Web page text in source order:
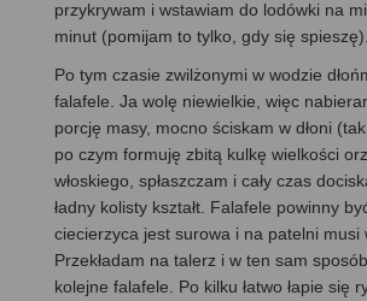
przykrywam i wstawiam do lodówki na
minut (pomijam to tylko, gdy się spieszę).
Po tym czasie zwilżonymi w wodzie
falafele. Ja wolę niewielkie, więc
porcję masy, mocno ściskam w dłoni
po czym formuję zbitą kulkę wielkości
włoskiego, spłaszczam i cały czas
ładny kolisty kształt. Falafele powinny
ciecierzyca jest surowa i na patelni musi
Przekładam na talerz i w ten sam
kolejne falafele. Po kilku łatwo łapie się